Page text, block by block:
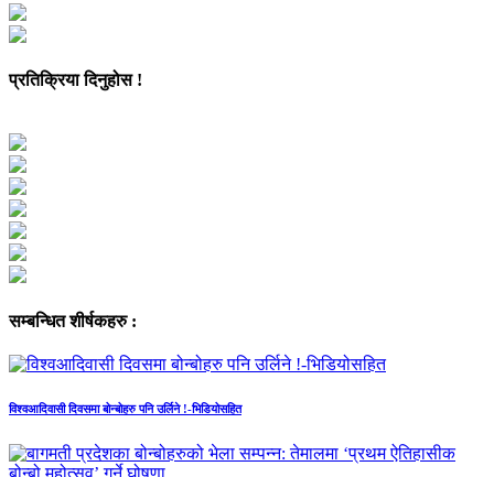
प्रतिक्रिया दिनुहोस !
सम्बन्धित शीर्षकहरु :
विश्वआदिवासी दिवसमा बोन्बोहरु पनि उर्लिने !-भिडियोसहित